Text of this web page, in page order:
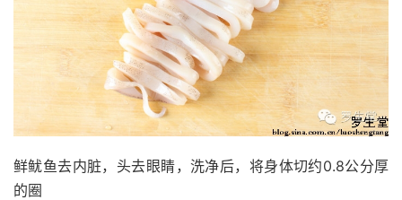
鲜鱿鱼去内脏，头去眼睛，洗净后，将身体切约0.8公分厚
的圈